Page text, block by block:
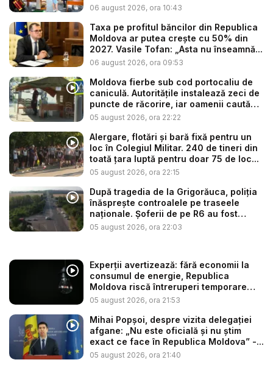
06 august 2026, ora 10:43
Taxa pe profitul băncilor din Republica
Moldova ar putea crește cu 50% din
2027. Vasile Tofan: „Asta nu înseamnă...
06 august 2026, ora 09:53
Moldova fierbe sub cod portocaliu de
caniculă. Autoritățile instalează zeci de
puncte de răcorire, iar oamenii caută
s...
05 august 2026, ora 22:22
Alergare, flotări și bară fixă pentru un
loc în Colegiul Militar. 240 de tineri din
toată țara luptă pentru doar 75 de loc...
05 august 2026, ora 22:15
După tragedia de la Grigorăuca, poliția
înăsprește controalele pe traseele
naționale. Șoferii de pe R6 au fost
opri...
05 august 2026, ora 22:03
Experții avertizează: fără economii la
consumul de energie, Republica
Moldova riscă întreruperi temporare
de...
05 august 2026, ora 21:53
Mihai Popșoi, despre vizita delegației
afgane: „Nu este oficială și nu știm
exact ce face în Republica Moldova” -...
05 august 2026, ora 21:40